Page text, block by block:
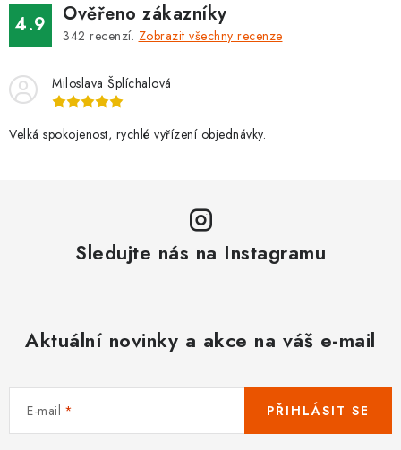
4.9 Ověřeno zákazníky
342 recenzí. Zobrazit všechny recenze
Miloslava Šplíchalová
Velká spokojenost, rychlé vyřízení objednávky.
Sledujte nás na Instagramu
Aktuální novinky a akce na váš e-mail
E-mail PŘIHLÁSIT SE